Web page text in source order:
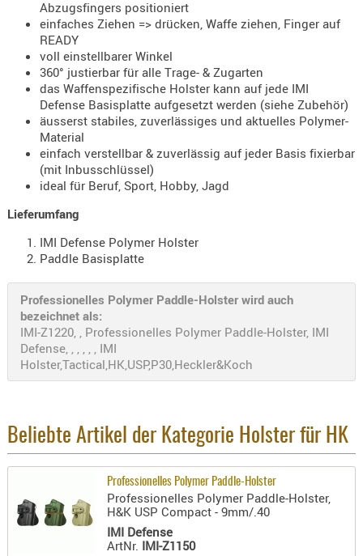
KITS
TASCHEN
AUFSÄTZE
BÜRSTEN
PATCHES
PELLETS
Abzugsfingers positioniert
einfaches Ziehen => drücken, Waffe ziehen, Finger auf
READY
voll einstellbarer Winkel
360° justierbar für alle Trage- & Zugarten
das Waffenspezifische Holster kann auf jede IMI
Defense Basisplatte aufgesetzt werden (siehe Zubehör)
äusserst stabiles, zuverlässiges und aktuelles Polymer-
Material
einfach verstellbar & zuverlässig auf jeder Basis fixierbar
(mit Inbusschlüssel)
ideal für Beruf, Sport, Hobby, Jagd
Lieferumfang
IMI Defense Polymer Holster
Paddle Basisplatte
Professionelles Polymer Paddle-Holster wird auch
bezeichnet als:
IMI-Z1220, , Professionelles Polymer Paddle-Holster, IMI
Defense, , , , , , IMI
Holster,Tactical,HK,USP,P30,Heckler&Koch
Beliebte Artikel der Kategorie Holster für HK
Professionelles Polymer Paddle-Holster
Professionelles Polymer Paddle-Holster,
H&K USP Compact - 9mm/.40
IMI Defense
ArtNr. IMI-Z1150